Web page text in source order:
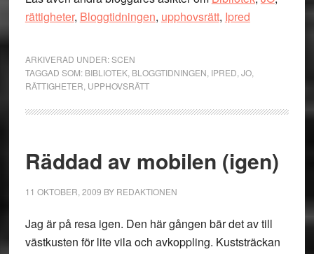
rättigheter, Bloggtidningen, upphovsrätt, Ipred
ARKIVERAD UNDER:SCEN
TAGGAD SOM: BIBLIOTEK, BLOGGTIDNINGEN IPRED JO,
RÄTTIGHETER UPPHOVSRÄTT
Räddad av mobilen (igen)
11 OKTOBER, 2009 BY REDAKTIONEN
Jag är på resa igen. Den här gången bär det av till
västkusten för lite vila och avkoppling. Kuststräckan